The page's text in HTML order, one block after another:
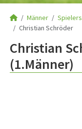
Männer
Christian Schröder
Christian
(1.Männer)